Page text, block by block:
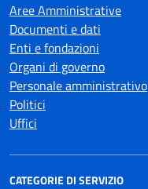
Aree Amministrative
Documenti e dati
Enti e fondazioni
Organi di governo
Personale amministrativo
Politici
Uffici
CATEGORIE DI SERVIZIO